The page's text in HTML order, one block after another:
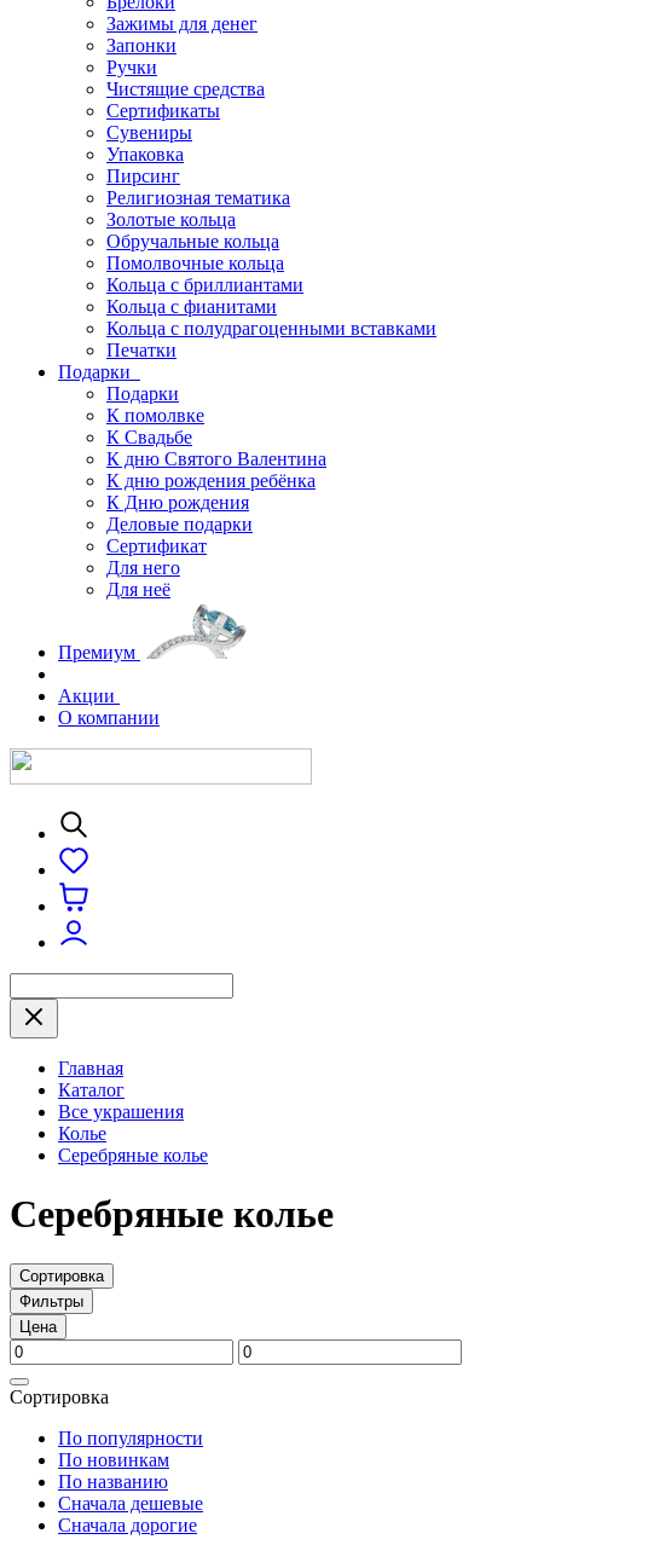
Зажимы для денег
Запонки
Ручки
Чистящие средства
Сертификаты
Сувениры
Упаковка
Пирсинг
Религиозная тематика
Золотые кольца
Обручальные кольца
Помолвочные кольца
Кольца с бриллиантами
Кольца с фианитами
Кольца с полудрагоценными вставками
Печатки
Подарки
Подарки
К помолвке
К Свадьбе
К дню Святого Валентина
К дню рождения ребёнка
К Дню рождения
Деловые подарки
Сертификат
Для него
Для неё
Премиум
Акции
О компании
Главная
Каталог
Все украшения
Колье
Серебряные колье
Серебряные колье
Сортировка
Фильтры
Цена
Сортировка
По популярности
По новинкам
По названию
Сначала дешевые
Сначала дорогие